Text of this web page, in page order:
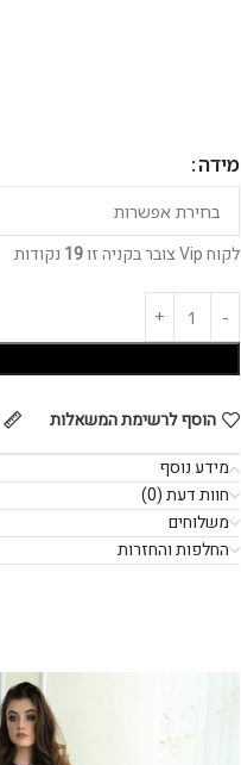
מידה
לקוח Vip צובר בקניה זו 19 נקודות
הוסף לרשימת המשאלות
מידע נוסף
חוות דעת (0)
משלוחים
החלפות והחזרות